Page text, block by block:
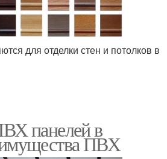
для отделки стен и потолков в
панелей в
ПВХ